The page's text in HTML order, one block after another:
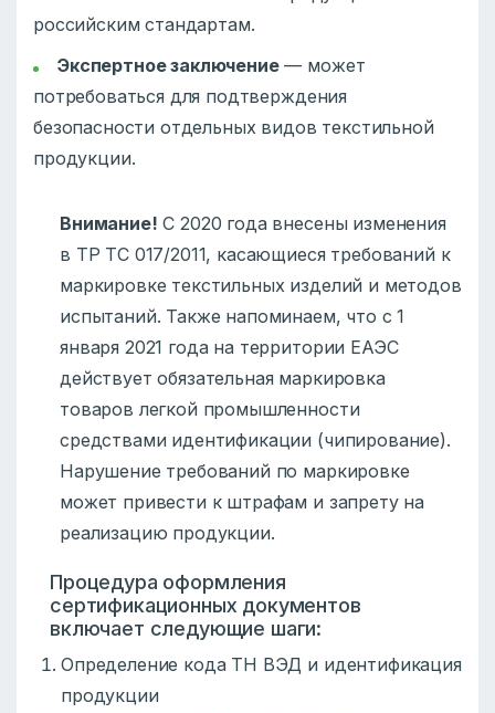
российским стандартам.
Экспертное заключение— может
потребоваться для подтверждения
безопасности отдельных видов текстильной
продукции.
Внимание! С 2020 года внесены изменения
в ТР ТС 017/2011, касающиеся требований к
маркировке текстильных изделий и методов
испытаний. Также напоминаем, что с 1
января 2021 года на территории ЕАЭС
действует обязательная маркировка
товаров легкой промышленности
средствами идентификации (чипирование).
Нарушение требований по маркировке
может привести к штрафам и запрету на
реализацию продукции.
Процедура оформления
сертификационных документов
включает следующие шаги:
Определение кода ТН ВЭД и идентификация
продукции